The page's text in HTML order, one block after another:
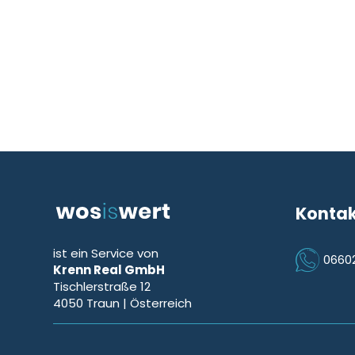
ist ein Service von
Krenn Real GmbH
Tischlerstraße 12
4050 Traun | Österreich
Icon Phone